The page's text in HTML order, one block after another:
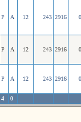
P A 12 243 2916 0
P A 12 243 2916 0
P A 12 243 2916 0
4 0